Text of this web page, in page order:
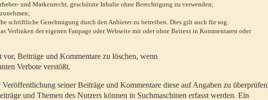
und Markenrecht, geschützte Inhalte ohne Berechtigung zu verwenden;
schriftliche Genehmigung durch den Anbieter zu betreiben. Dies gilt auch für sog.
Verlinken der eigenen Fanpage oder Webseite mit oder ohne Beitext in Kommentaren oder
Beiträge und Kommentare zu löschen, wenn
Verbote verstößt.
seiner Beiträge und Kommentare diese auf Angaben zu
und Themen des Nutzers können in Suchmaschinen erfasst werden. Ein